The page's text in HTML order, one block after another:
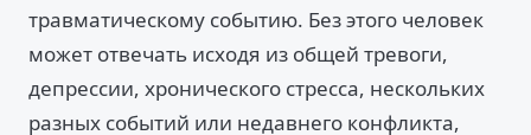
травматическому событию. Без этого человек
может отвечать исходя из общей тревоги,
депрессии, хронического стресса, нескольких
разных событий или недавнего конфликта,